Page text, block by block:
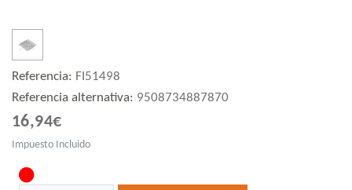
Referencia: FI51498
Referencia alternativa: 9508734887870
16,94€
Impuesto Incluido